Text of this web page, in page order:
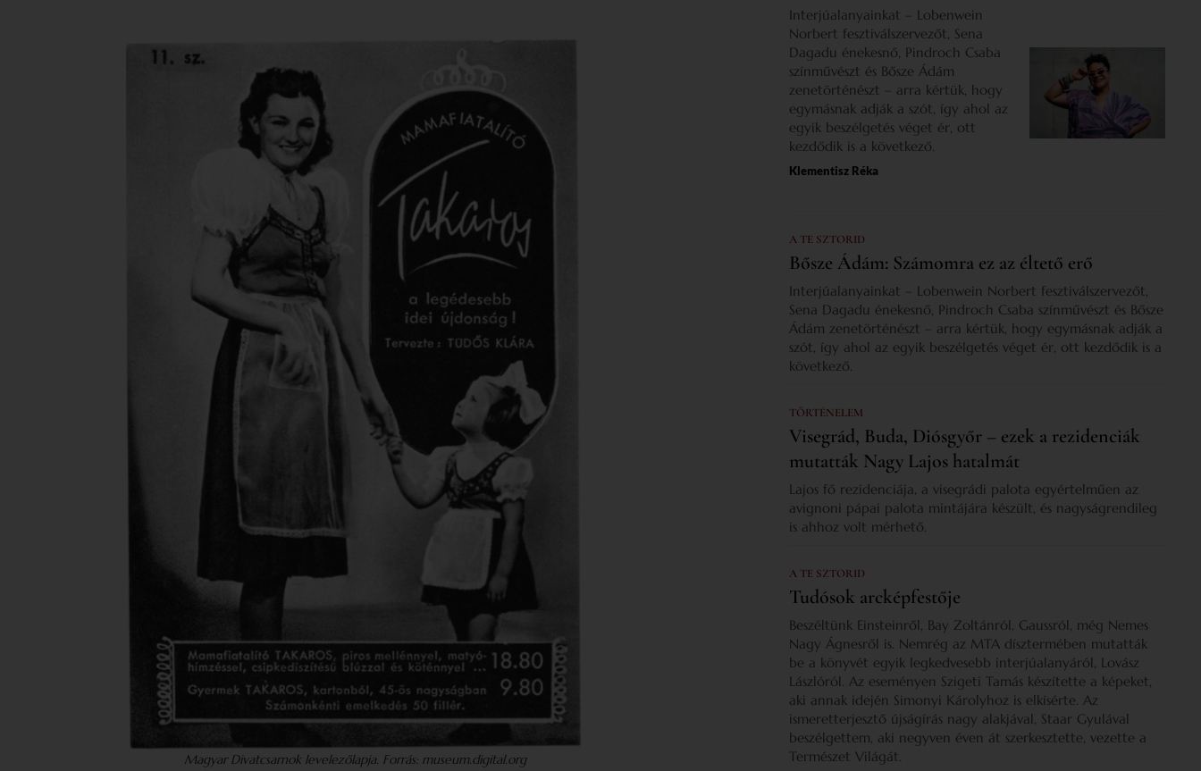
Magyar Divatcsarnok levelezőlapja. Forrás: museum.digital.org
Interjúalanyainkat – Lobenwein
Norbert fesztiválszervezőt, Sena
Dagadu énekesnő, Pindroch Csaba
színművészt és Bősze Ádám
zenetörténészt – arra kértük, hogy
egymásnak adják a szót, így ahol az
egyik beszélgetés véget ér, ott
kezdődik is a következő.
Klementisz Réka
A TE SZTORID
Bősze Ádám: Számomra ez az éltető erő
Interjúalanyainkat – Lobenwein Norbert fesztiválszervezőt,
Sena Dagadu énekesnő, Pindroch Csaba színművészt és Bősze
Ádám zenetörténészt – arra kértük, hogy egymásnak adják a
szót, így ahol az egyik beszélgetés véget ér, ott kezdődik is a
következő.
TÖRTÉNELEM
Visegrád, Buda, Diósgyőr – ezek a rezidenciák
mutatták Nagy Lajos hatalmát
Lajos fő rezidenciája, a visegrádi palota egyértelműen az
avignoni pápai palota mintájára készült, és nagyságrendileg
is ahhoz volt mérhető.
A TE SZTORID
Tudósok arcképfestője
Beszéltünk Einsteinről, Bay Zoltánról, Gaussról, még Nemes
Nagy Ágnesről is. Nemrég az MTA dísztermében mutatták
be a könyvét egyik legkedvesebb interjúalanyáról, Lovász
Lászlóról. Az eseményen Szigeti Tamás készítette a képeket,
aki annak idején Simonyi Károlyhoz is elkísérte. Az
ismeretterjesztő újságírás nagy alakjával, Staar Gyulával
beszélgettem, aki negyven éven át szerkesztette, vezette a
Természet Világát.